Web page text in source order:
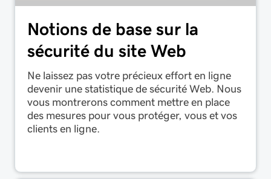
Notions de base sur la
sécurité du site Web
Ne laissez pas votre précieux effort en ligne
devenir une statistique de sécurité Web. Nous
vous montrerons comment mettre en place
des mesures pour vous protéger, vous et vos
clients en ligne.